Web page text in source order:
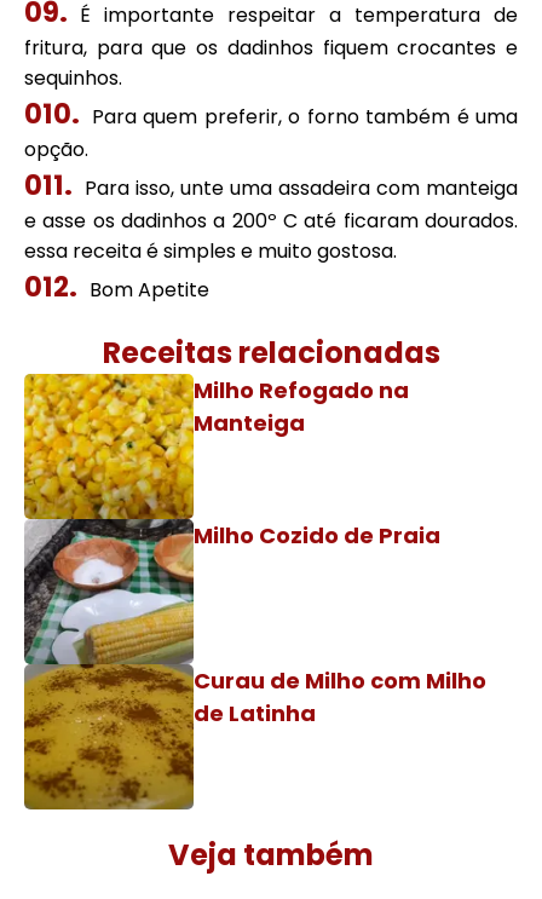
É importante respeitar a temperatura de
fritura, para que os dadinhos fiquem crocantes e
sequinhos.
Para quem preferir, o forno também é uma
opção.
Para isso, unte uma assadeira com manteiga
e asse os dadinhos a 200º C até ficaram dourados.
essa receita é simples e muito gostosa.
Bom Apetite
Receitas relacionadas
Milho Refogado na
Manteiga
Milho Cozido de Praia
Curau de Milho com Milho
de Latinha
Veja também